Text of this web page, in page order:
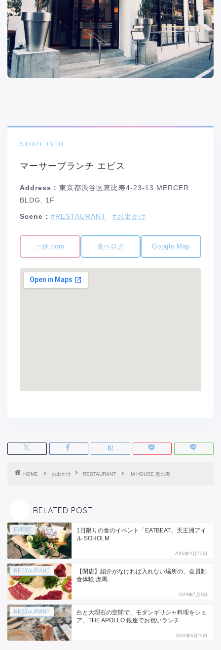
STORE INFO
マーサーブランチ エビス
Address : 東京都渋谷区恵比寿4-23-13 MERCER
BLDG. 1F
Scene : #RESTAURANT #お出かけ
一休.com 食べログ Google Map
HOME お出かけ RESTAURANT M HOUSE 恵比寿
RELATED POST
EVENT
1日限りの食のイベント「EATBEAT」天王洲アイ
ル SOHOLM
2016年4月30日
RESTAURANT
【閉店】紹介がなければ入れない場所の、会員制
食体験 虎馬
2019年3月1日
RESTAURANT
白と大理石の空間で、モダンギリシャ料理をシェ
ア。THE APOLLO 銀座でお祝いランチ
2026年6月19日